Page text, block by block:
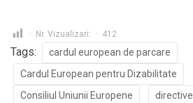
Nr. Vizualizari: 412
Tags:
cardul european de parcare
Cardul European pentru Dizabilitate
Consiliul Uniunii Europene
directive